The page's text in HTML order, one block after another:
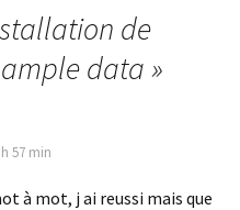
de
data»
57 min
à mot, j ai reussi mais que